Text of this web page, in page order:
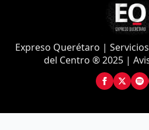
Expreso Querétaro |
del Centro ® 2025 |